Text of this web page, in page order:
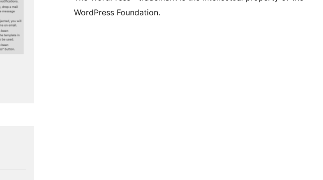
WordPress Foundation.